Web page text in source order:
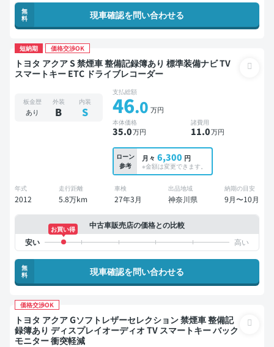
無
料
現車確認を問い合わせる
短納期 価格交渉OK
トヨタ アクア S 禁煙車 整備記録簿あり 標準装備ナビ TV
スマートキー ETC ドライブレコーダー
板金歴
あり
外装
B
内装
S
支払総額
46.0 万円
本体価格
35.0万円
諸費用
11.0万円
ローン
参考
月々 6,300 円
※金額は変更できます。
年式
2012
走行距離
5.8万km
車検
27年3月
出品地域
神奈川県
納期の目安
9月〜10月
中古車販売店の価格との比較
お買い得
無
料
現車確認を問い合わせる
価格交渉OK
トヨタ アクア Gソフトレザーセレクション 禁煙車 整備記
録簿あり ディスプレイオーディオ TV スマートキー バック
モニター 衝突軽減